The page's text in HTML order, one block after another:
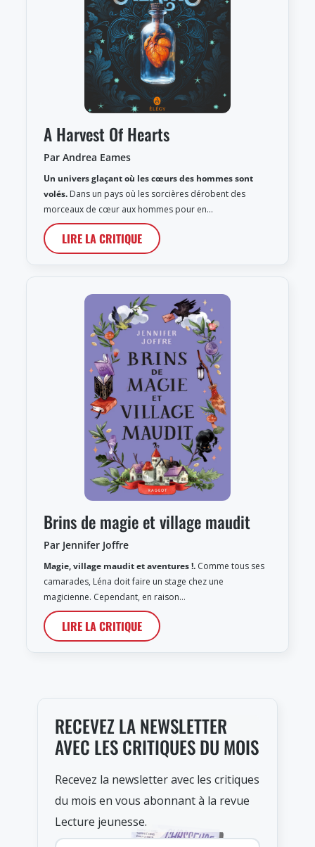
A Harvest Of Hearts
Par Andrea Eames
Un univers glaçant où les cœurs des hommes sont
volés. Dans un pays où les sorcières dérobent des
morceaux de cœur aux hommes pour en…
LIRE LA CRITIQUE
Brins de magie et village maudit
Par Jennifer Joffre
Magie, village maudit et aventures !. Comme tous ses
camarades, Léna doit faire un stage chez une
magicienne. Cependant, en raison…
LIRE LA CRITIQUE
RECEVEZ LA NEWSLETTER
AVEC LES CRITIQUES DU MOIS
Recevez la newsletter avec les critiques
du mois en vous abonnant à la revue
Lecture jeunesse.